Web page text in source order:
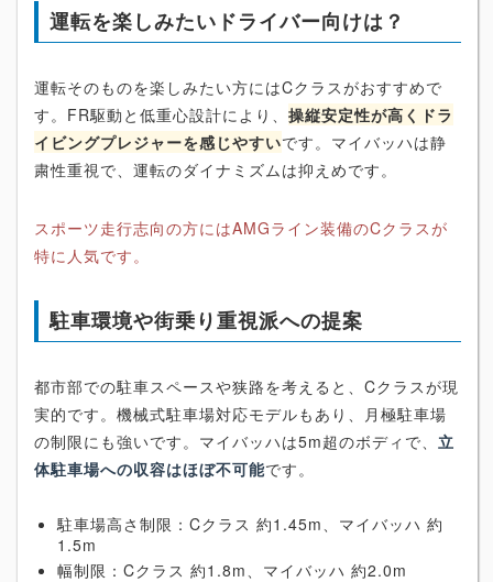
運転を楽しみたいドライバー向けは？
運転そのものを楽しみたい方にはCクラスがおすすめで
す。FR駆動と低重心設計により、 操縦安定性が高くドラ
イビングプレジャーを感じやすいです。マイバッハは静
粛性重視で、運転のダイナミズムは抑えめです。
スポーツ走行志向の方にはAMGライン装備のCクラスが
特に人気です。
駐車環境や街乗り重視派への提案
都市部での駐車スペースや狭路を考えると、Cクラスが現
実的です。機械式駐車場対応モデルもあり、月極駐車場
の制限にも強いです。マイバッハは5m超のボディで、 立
体駐車場への収容はほぼ不可能です。
駐車場高さ制限：Cクラス 約1.45m、マイバッハ 約
1.5m
幅制限：Cクラス 約1.8m、マイバッハ 約2.0m